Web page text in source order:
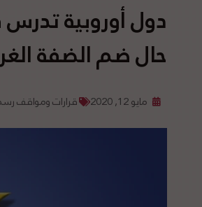
دول أوروبية
حال ضم الضفة
مايو 12, 2020 قرارات ومواقف